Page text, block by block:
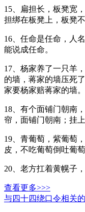
15、扁担长，板凳宽
担绑在板凳上，板凳
16、任命是任命，人
能说成任命。
17、杨家养了一只羊
的墙，蒋家的墙压死
家要杨家赔蒋家的墙。
18、有个面铺门朝南
帘，面铺门朝南；挂
19、青葡萄，紫葡萄
皮，不吃葡萄倒吐葡萄
20、老方扛着黄幌子
查看更多>>>
与四十四绕口令相关